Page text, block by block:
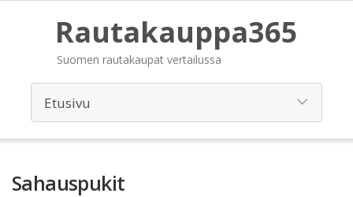
Rautakauppa365
Suomen rautakaupat vertailussa
Sahauspukit